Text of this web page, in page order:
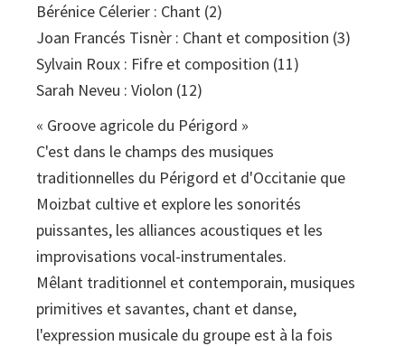
Bérénice Célerier : Chant (2)
Joan Francés Tisnèr : Chant et composition (3)
Sylvain Roux : Fifre et composition (11)
Sarah Neveu : Violon (12)
« Groove agricole du Périgord »
C'est dans le champs des musiques
traditionnelles du Périgord et d'Occitanie que
Moizbat cultive et explore les sonorités
puissantes, les alliances acoustiques et les
improvisations vocal-instrumentales.
Mêlant traditionnel et contemporain, musiques
primitives et savantes, chant et danse,
l'expression musicale du groupe est à la fois